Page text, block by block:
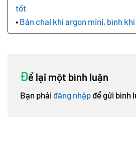
tốt
Bán chai khí argon mini, bình
Để lại một bình luận
Bạn phải đăng nhập để gửi bình